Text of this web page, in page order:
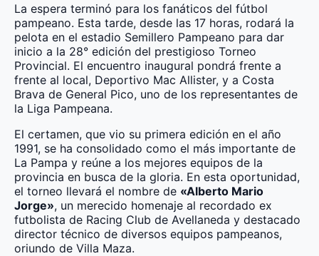
La espera terminó para los fanáticos del fútbol
pampeano. Esta tarde, desde las 17 horas, rodará la
pelota en el estadio Semillero Pampeano para dar
inicio a la 28° edición del prestigioso Torneo
Provincial. El encuentro inaugural pondrá frente a
frente al local, Deportivo Mac Allister, y a Costa
Brava de General Pico, uno de los representantes de
la Liga Pampeana.
El certamen, que vio su primera edición en el año
1991, se ha consolidado como el más importante de
La Pampa y reúne a los mejores equipos de la
provincia en busca de la gloria. En esta oportunidad,
el torneo llevará el nombre de «Alberto Mario
Jorge», un merecido homenaje al recordado ex
futbolista de Racing Club de Avellaneda y destacado
director técnico de diversos equipos pampeanos,
oriundo de Villa Maza.